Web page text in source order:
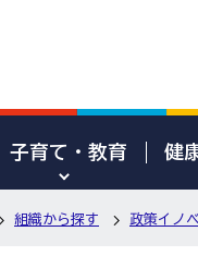
子育て・教育 健
組織から探す 政策イノ